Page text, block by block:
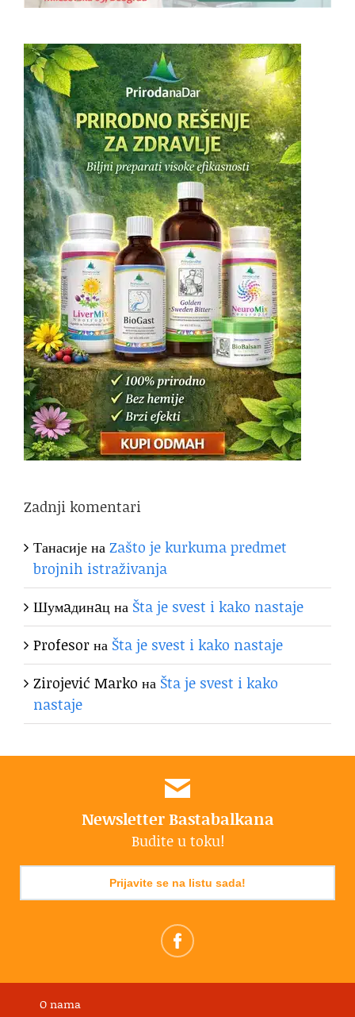
Zadnji komentari
ТанасијенаZašto je kurkuma predmet
brojnih istraživanja
Шумaдинaцна Šta je svest i kako nastaje
Profesorна Šta je svest i kako nastaje
Zirojević Marko на Šta je svest i kako
nastaje
Newsletter Bastabalkana
Budite u toku!
Prijavite se na listu sada!
O nama